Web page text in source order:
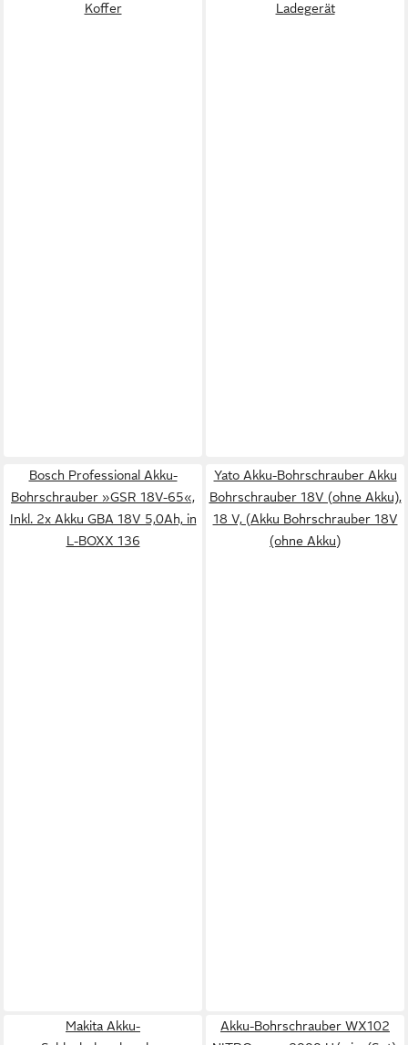
Koffer
Ladegerät
Bosch Professional Akku-
Bohrschrauber »GSR 18V-65«,
Inkl. 2x Akku GBA 18V 5,0Ah, in
L-BOXX 136
Yato Akku-Bohrschrauber Akku
Bohrschrauber 18V (ohne Akku),
18 V, (Akku Bohrschrauber 18V
(ohne Akku)
Makita Akku-
Akku-Bohrschrauber WX102